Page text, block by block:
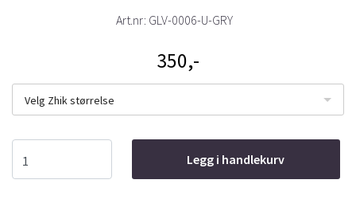
Art.nr: GLV-0006-U-GRY
350,-
Velg Zhik størrelse
Legg i handlekurv